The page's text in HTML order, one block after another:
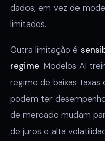
dados, em vez de
limitados.
Outra limitação é
regime. Modelos AI
regime de baixas taxas
podem ter
de mercado mudam
de juros e alta